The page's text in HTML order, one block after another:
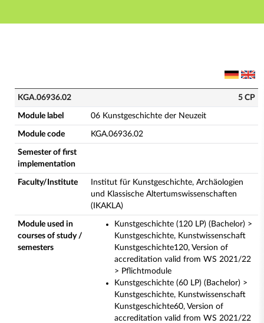
Main navigation
KGA.06936.02 - 06 Kunstgeschichte der Neuzeit
KGA.06936.02 5 CP
Module label 06 Kunstgeschichte der Neuzeit
Module code KGA.06936.02
Semester of first
implementation
Faculty/Institute
Institut für Kunstgeschichte, Archäologien
und Klassische Altertumswissenschaften
(IKAKLA)
Module used in
courses of study /
semesters
Kunstgeschichte (120 LP) (Bachelor) >
Kunstgeschichte, Kunstwissenschaft
Kunstgeschichte120, Version of
accreditation valid from WS 2021/22
> Pflichtmodule
Kunstgeschichte (60 LP) (Bachelor) >
Kunstgeschichte, Kunstwissenschaft
Kunstgeschichte60, Version of
accreditation valid from WS 2021/22